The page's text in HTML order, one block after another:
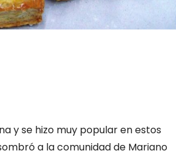
y se hizo muy popular en estos
a la comunidad de Mariano